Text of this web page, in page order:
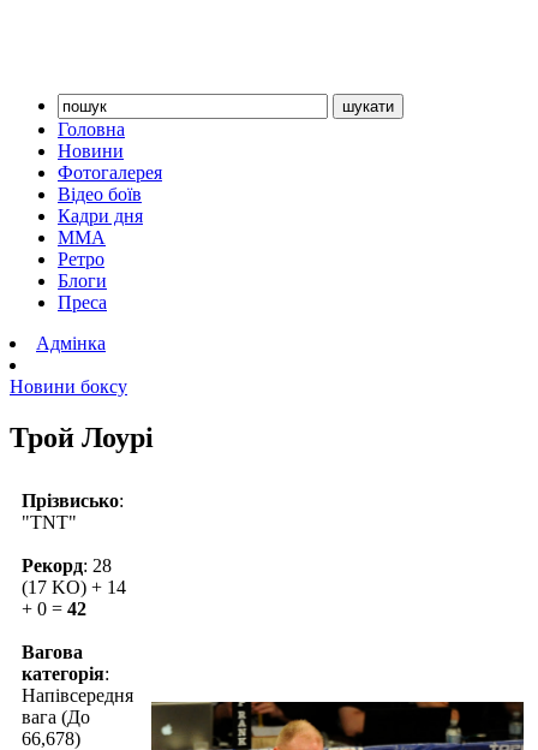
Головна
Новини
Фотогалерея
Відео боїв
Кадри дня
ММА
Ретро
Блоги
Преса
Адмінка
Новини боксу
Трой Лоурі
Прізвисько:
"TNT"
Рекорд: 28
(17 KO) + 14
+ 0 = 42
Вагова
категорія:
Напівсередня
вага (До
66,678)